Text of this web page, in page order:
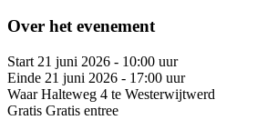
Over het evenement
Start 21 juni 2026 - 10:00 uur
Einde 21 juni 2026 - 17:00 uur
Waar Halteweg 4 te Westerwijtwerd
Gratis Gratis entree